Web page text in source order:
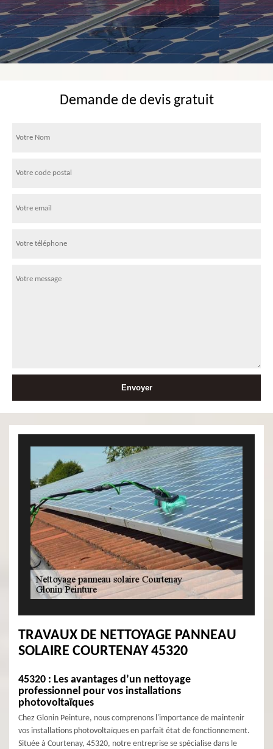
Demande de devis gratuit
TRAVAUX DE NETTOYAGE PANNEAU
SOLAIRE COURTENAY 45320
45320 : Les avantages d’un nettoyage
professionnel pour vos installations
photovoltaïques
Chez Glonin Peinture, nous comprenons l'importance de maintenir
vos installations photovoltaïques en parfait état de fonctionnement.
Située à Courtenay, 45320, notre entreprise se spécialise dans le